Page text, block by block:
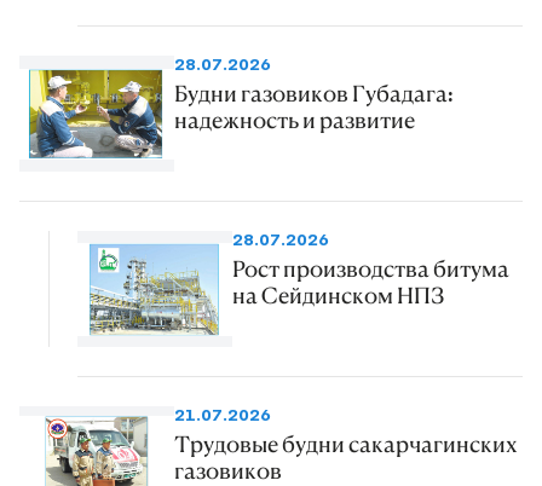
28.07.2026
Будни газовиков Губадага:
надежность и развитие
28.07.2026
Рост производства битума
на Сейдинском НПЗ
21.07.2026
Трудовые будни сакарчагинских
газовиков